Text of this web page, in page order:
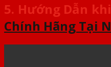
5. Hướng Dẫn khi
Chính Hãng Tại